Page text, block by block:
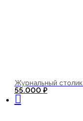
Журнальный столик
55.000 ₽